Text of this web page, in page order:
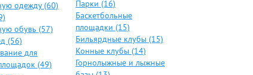
одежду (60)
обувь (57)
(56)
для
(49)
Парки (16)
Баскетбольные
площадки (15)
Бильярдные клубы (15)
Конные клубы (14)
Горнолыжные и лыжные